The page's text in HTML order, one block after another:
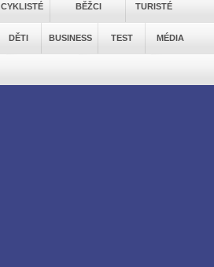
CYKLISTÉ BĚŽCI TURISTÉ
DĚTI BUSINESS TEST MÉDIA